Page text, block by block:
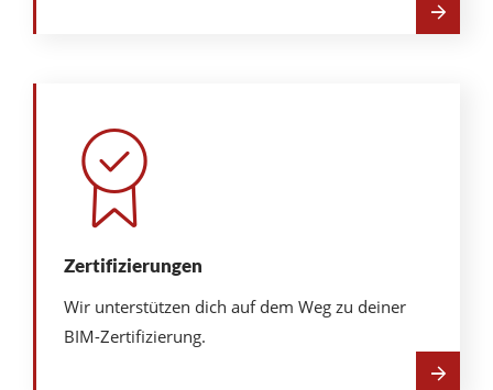
Zertifizierungen
Wir unterstützen dich auf dem Weg zu deiner
BIM-Zertifizierung.